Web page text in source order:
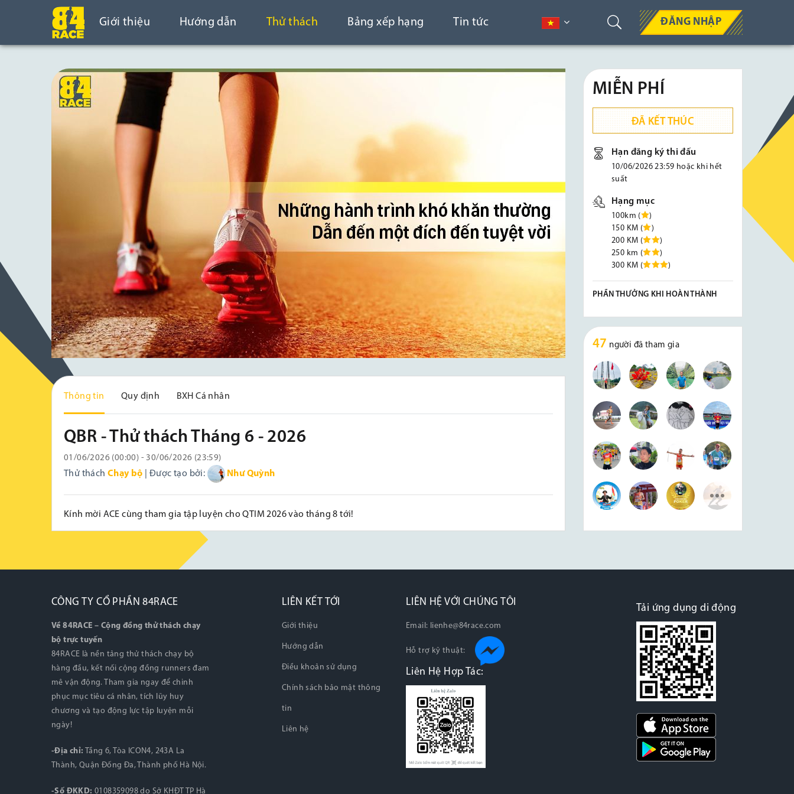
Giới thiệu Hướng dẫn Thử thách Bảng xếp hạng Tin tức ĐĂNG NHẬP
Thông tin Quy định BXH Cá nhân
QBR - Thử thách Tháng 6 - 2026
01/06/2026 (00:00) - 30/06/2026 (23:59)
Thử thách Chạy bộ | Được tạo bởi: Như Quỳnh
Kính mời ACE cùng tham gia tập luyện cho QTIM 2026 vào tháng 8 tới!
MIỄN PHÍ
ĐÃ KẾT THÚC
Hạn đăng ký thi đấu
10/06/2026 23:59 hoặc khi hết
suất
Hạng mục
100km (
)
150 KM (
)
200 KM (
)
250 km (
)
300 KM (
)
PHẦN THƯỞNG KHI HOÀN THÀNH
47 người đã tham gia
CÔNG TY CỔ PHẦN 84RACE
Về 84RACE – Cộng đồng thử thách chạy
bộ trực tuyến
84RACE là nền tảng thử thách chạy bộ
hàng đầu, kết nối cộng đồng runners đam
mê vận động. Tham gia ngay để chinh
phục mục tiêu cá nhân, tích lũy huy
chương và tạo động lực tập luyện mỗi
ngày!
-Địa chỉ: Tầng 6, Tòa ICON4, 243A La
Thành, Quận Đống Đa, Thành phố Hà Nội.
-Số ĐKKD: 0108359098 do Sở KHĐT TP Hà
LIÊN KẾT TỚI
Giới thiệu
Hướng dẫn
Điều khoản sử dụng
Chính sách bảo mật thông
tin
Liên hệ
LIÊN HỆ VỚI CHÚNG TÔI
Email: lienhe@84race.com
Hỗ trợ kỹ thuật:
Liên Hệ Hợp Tác:
Tải ứng dụng di động